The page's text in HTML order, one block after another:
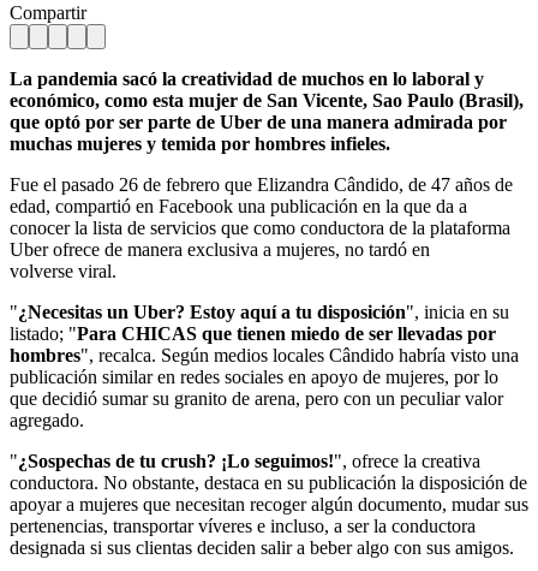
Compartir
La pandemia sacó la creatividad de muchos en lo laboral y
económico, como esta mujer de San Vicente, Sao Paulo (Brasil),
que optó por ser parte de Uber de una manera admirada por
muchas mujeres y temida por hombres infieles.
Fue el pasado 26 de febrero que Elizandra Cândido, de 47 años de
edad, compartió en Facebook una publicación en la que da a
conocer la lista de servicios que como conductora de la plataforma
Uber ofrece de manera exclusiva a mujeres, no tardó en
volverse viral.
"¿Necesitas un Uber? Estoy aquí a tu disposición", inicia en su
listado; "Para CHICAS que tienen miedo de ser llevadas por
hombres", recalca. Según medios locales Cândido habría visto una
publicación similar en redes sociales en apoyo de mujeres, por lo
que decidió sumar su granito de arena, pero con un peculiar valor
agregado.
"¿Sospechas de tu crush? ¡Lo seguimos!", ofrece la creativa
conductora. No obstante, destaca en su publicación la disposición de
apoyar a mujeres que necesitan recoger algún documento, mudar sus
pertenencias, transportar víveres e incluso, a ser la conductora
designada si sus clientas deciden salir a beber algo con sus amigos.